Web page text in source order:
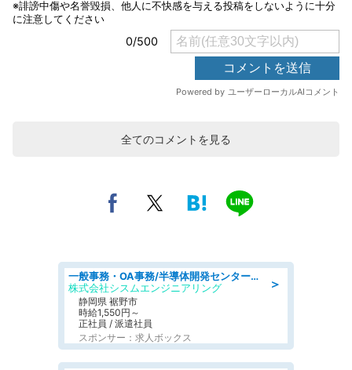
全てのコメントを見る
＞
一般事務・OA事務/半導体開発センター内で事務&軽作業スタッフ、募集
株式会社シスムエンジニアリング
静岡県 裾野市
時給1,550円～
正社員 / 派遣社員
スポンサー：求人ボックス